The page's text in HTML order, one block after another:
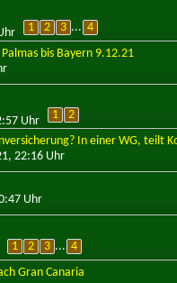
1 2 3 ... 4
bis Bayern 9.12.21
Uhr 1
2
In einer WG, teilt
22:16 Uhr
Uhr
1 2 3 ... 4
Gran Canaria